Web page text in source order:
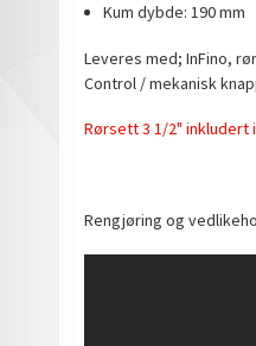
Kum dybde: 190 mm
Leveres med; InFino,
Control / mekanisk
Rørsett 3 1/2" inkludert
Rengjøring og